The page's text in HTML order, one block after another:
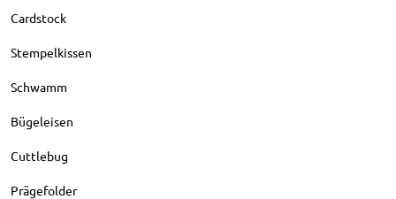
Cardstock
Stempelkissen
Schwamm
Bügeleisen
Cuttlebug
Prägefolder